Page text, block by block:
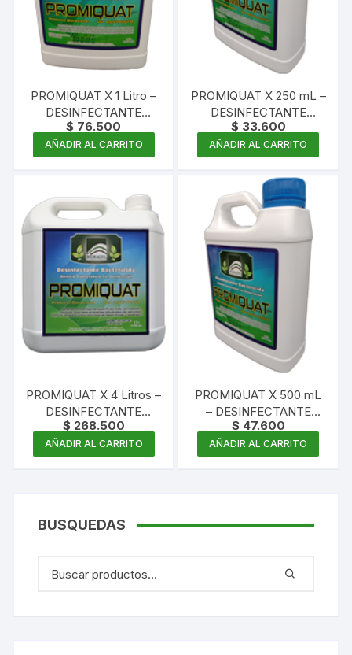
PROMIQUAT X 1 Litro –
DESINFECTANTE
AMONIO QUATERNARIO
CONCENTRADO
$ 76.500
AÑADIR AL CARRITO
PROMIQUAT X 250 mL –
DESINFECTANTE
AMONIO QUATERNARIO
CONCENTRADO
$33.600
AÑADIR AL CARRITO
PROMIQUAT X 4 Litros –
DESINFECTANTE
AMONIO QUATERNARIO
CONCENTRADO
$268.500
AÑADIR AL CARRITO
PROMIQUAT X 500 mL
– DESINFECTANTE
AMONIO QUATERNARIO
CONCENTRADO
$47.600
AÑADIR AL CARRITO
BUSQUEDAS